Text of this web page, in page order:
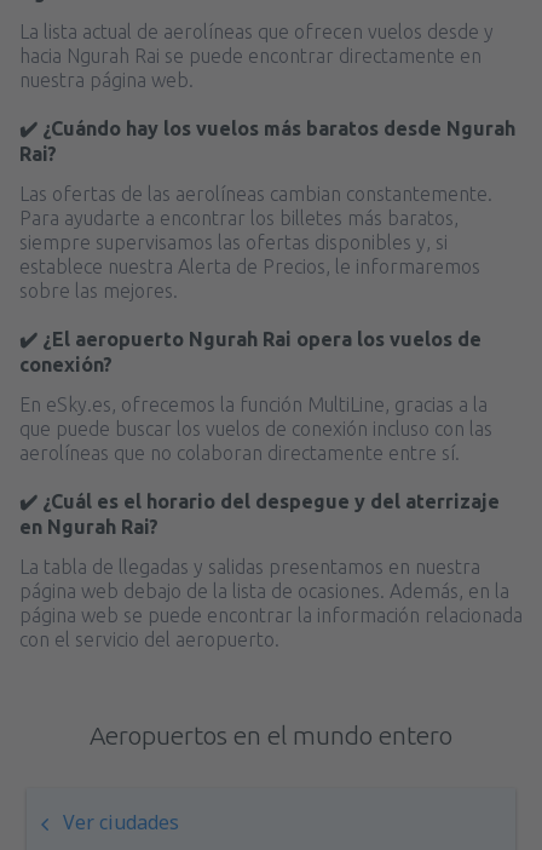
La lista actual de aerolíneas que ofrecen vuelos desde y
hacia Ngurah Rai se puede encontrar directamente en
nuestra página web.
✔️ ¿Cuándo hay los vuelos más baratos desde Ngurah
Rai?
Las ofertas de las aerolíneas cambian constantemente.
Para ayudarte a encontrar los billetes más baratos,
siempre supervisamos las ofertas disponibles y, si
establece nuestra Alerta de Precios, le informaremos
sobre las mejores.
✔️ ¿El aeropuerto Ngurah Rai opera los vuelos de
conexión?
En eSky.es, ofrecemos la función MultiLine, gracias a la
que puede buscar los vuelos de conexión incluso con las
aerolíneas que no colaboran directamente entre sí.
✔️ ¿Cuál es el horario del despegue y del aterrizaje
en Ngurah Rai?
La tabla de llegadas y salidas presentamos en nuestra
página web debajo de la lista de ocasiones. Además, en la
página web se puede encontrar la información relacionada
con el servicio del aeropuerto.
Aeropuertos en el mundo entero
Ver ciudades